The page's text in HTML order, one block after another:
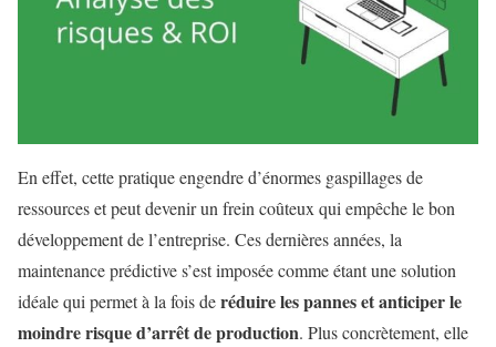
En effet, cette pratique engendre d’énormes gaspillages de
ressources et peut devenir un frein coûteux qui empêche le bon
développement de l’entreprise. Ces dernières années, la
maintenance prédictive s’est imposée comme étant une solution
idéale qui permet à la fois deréduire les pannes et anticiper le
moindre risque d’arrêt de production. Plus concrètement, elle